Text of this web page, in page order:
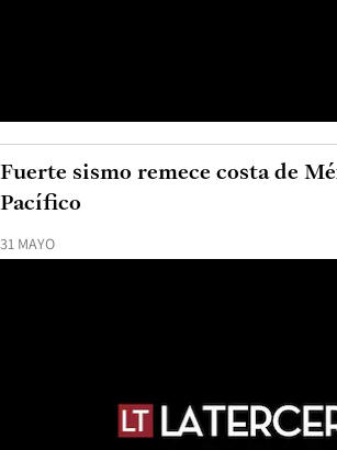
31 MAYO
Fuerte sismo remece costa de
Pacífico